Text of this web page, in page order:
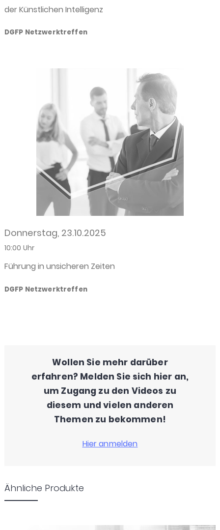
der Künstlichen Intelligenz
DGFP Netzwerktreffen
Donnerstag, 23.10.2025
10:00 Uhr
Führung in unsicheren Zeiten
DGFP Netzwerktreffen
Wollen Sie mehr darüber
erfahren? Melden Sie sich hier an,
um Zugang zu den Videos zu
diesem und vielen anderen
Themen zu bekommen!
Ähnliche Produkte